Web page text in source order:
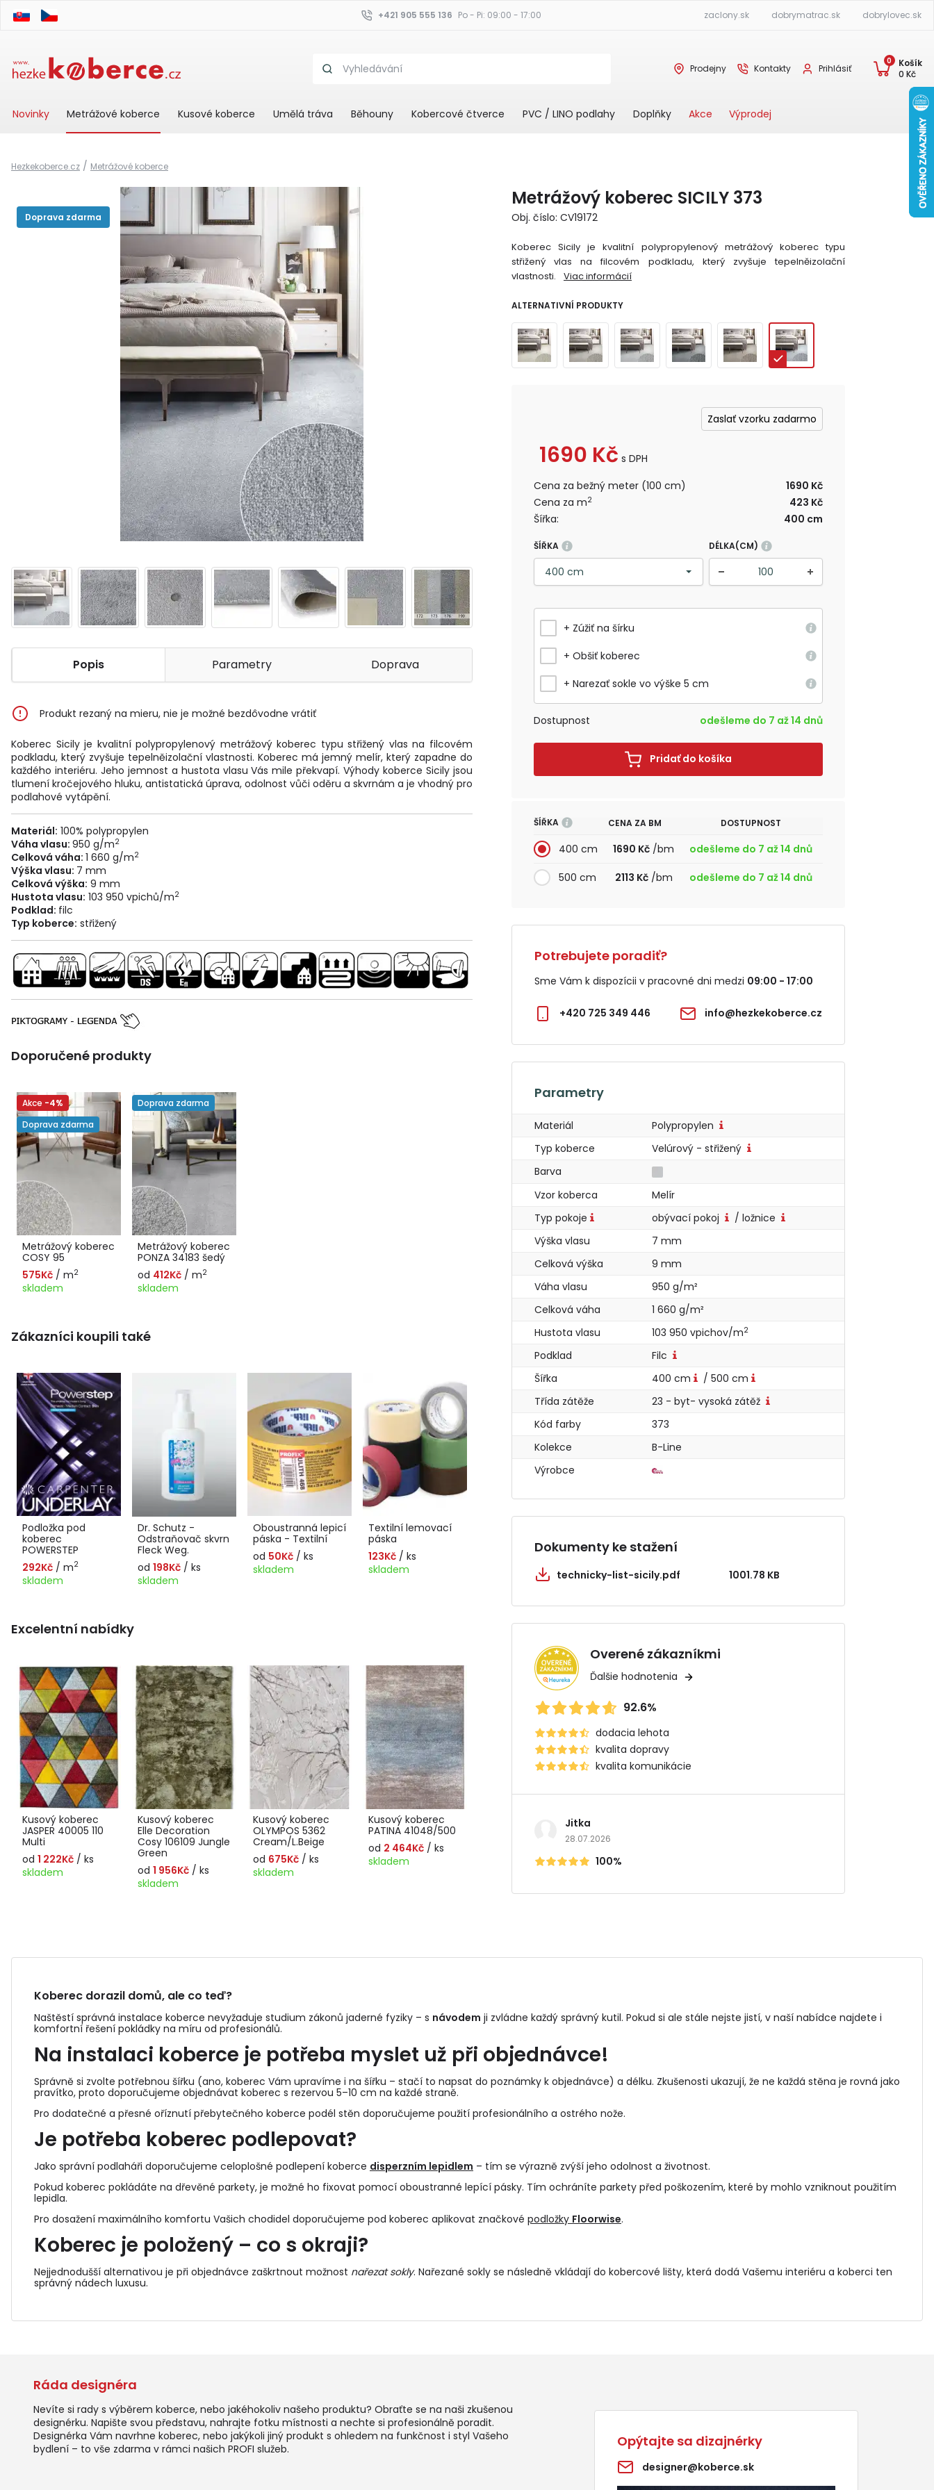
+421 905 555 136 Po - Pi: 09:00 - 17:00 zaclony.sk dobrymatrac.sk dobrylovec.sk
Prodejny Kontakty Prihlásiť
0
Košík
0 Kč
Novinky Metrážové koberce Kusové koberce Umělá tráva Běhouny Kobercové čtverce PVC / LINO podlahy Doplňky Akce Výprodej
Hezkekoberce.cz / Metrážové koberce
Doprava zdarma
Popis Parametry Doprava
Produkt rezaný na mieru, nie je možné bezdôvodne vrátiť
Koberec Sicily je kvalitní polypropylenový metrážový koberec typu střižený vlas na filcovém
podkladu, který zvyšuje tepelněizolační vlastnosti. Koberec má jemný melír, který zapadne do
každého interiéru. Jeho jemnost a hustota vlasu Vás mile překvapí. Výhody koberce Sicily jsou
tlumení kročejového hluku, antistatická úprava, odolnost vůči oděru a skvrnám a je vhodný pro
podlahové vytápění.
Materiál: 100% polypropylen
Váha vlasu: 950 g/m2
Celková váha: 1 660 g/m2
Výška vlasu: 7 mm
Celková výška: 9 mm
Hustota vlasu: 103 950 vpichů/m2
Podklad: filc
Typ koberce: střižený
Doporučené produkty
Metrážový koberec
COSY 95
575Kč / m2
skladem
Akce -4%
Doprava zdarma
Metrážový koberec
PONZA 34183 šedý
od 412Kč / m2
skladem
Doprava zdarma
Zákazníci koupili také
Podložka pod
koberec
POWERSTEP
292Kč / m2
skladem
Dr. Schutz -
Odstraňovač skvrn
Fleck Weg.
od 198Kč / ks
skladem
Oboustranná lepicí
páska - Textilní
od 50Kč / ks
skladem
Textilní lemovací
páska
123Kč / ks
skladem
Excelentní nabídky
Kusový koberec
JASPER 40005 110
Multi
od 1 222Kč / ks
skladem
Kusový koberec
Elle Decoration
Cosy 106109 Jungle
Green
od 1 956Kč / ks
skladem
Kusový koberec
OLYMPOS 5362
Cream/L.Beige
od 675Kč / ks
skladem
Kusový koberec
PATINA 41048/500
od 2 464Kč / ks
skladem
Metrážový koberec SICILY 373
Obj. číslo: CV19172
Koberec Sicily je kvalitní polypropylenový metrážový koberec typu
střižený vlas na filcovém podkladu, který zvyšuje tepelněizolační
vlastnosti.
Viac informácií
ALTERNATIVNÍ PRODUKTY
Zaslať vzorku zadarmo
1690 Kč s DPH
Cena za bežný meter (100 cm)
1690 Kč
Cena za m2
423 Kč
Šířka:
400 cm
ŠÍŘKA DÉLKA(CM)
+ Zúžiť na šírku
+ Obšiť koberec
+ Narezať sokle vo výške 5 cm
Dostupnost odešleme do 7 až 14 dnů
Pridať do košíka
ŠÍŘKA CENA ZA BM DOSTUPNOST
400 cm 1690 Kč /bm odešleme do 7 až 14 dnů
500 cm 2113 Kč/bm odešleme do 7 až 14 dnů
Potrebujete poradiť?
Sme Vám k dispozícii v pracovné dni medzi 09:00 - 17:00
+420 725 349 446 info@hezkekoberce.cz
Parametry
Materiál
Polypropylen
Typ koberce
Velúrový - střižený
Barva
Vzor koberca
Melír
Typ pokoje
obývací pokoj
/ ložnice
Výška vlasu
7 mm
Celková výška
9 mm
Váha vlasu
950 g/m²
Celková váha
1 660 g/m²
Hustota vlasu
103 950 vpichov/m2
Podklad
Filc
Šířka
400 cm
/ 500 cm
Třída zátěže
23 - byt- vysoká zátěž
Kód farby
373
Kolekce
B-Line
Výrobce
Dokumenty ke stažení
technicky-list-sicily.pdf 1001.78 KB
Overené zákazníkmi
Ďalšie hodnotenia
92.6%
dodacia lehota
kvalita dopravy
kvalita komunikácie
Jitka
28.07.2026
100%
Koberec dorazil domů, ale co teď?
Naštěstí správná instalace koberce nevyžaduje studium zákonů jaderné fyziky – s návodem ji zvládne každý správný kutil. Pokud si ale stále nejste jistí, v naší nabídce najdete i
komfortní řešení pokládky na míru od profesionálů.
Na instalaci koberce je potřeba myslet už při objednávce!
Správně si zvolte potřebnou šířku (ano, koberec Vám upravíme i na šířku – stačí to napsat do poznámky k objednávce) a délku. Zkušenosti ukazují, že ne každá stěna je rovná jako
pravítko, proto doporučujeme objednávat koberec s rezervou 5–10 cm na každé straně.
Pro dodatečné a přesné oříznutí přebytečného koberce podél stěn doporučujeme použití profesionálního a ostrého nože.
Je potřeba koberec podlepovat?
Jako správní podlaháři doporučujeme celoplošné podlepení koberce disperzním lepidlem – tím se výrazně zvýší jeho odolnost a životnost.
Pokud koberec pokládáte na dřevěné parkety, je možné ho fixovat pomocí oboustranné lepící pásky. Tím ochráníte parkety před poškozením, které by mohlo vzniknout použitím
lepidla.
Pro dosažení maximálního komfortu Vašich chodidel doporučujeme pod koberec aplikovat značkové podložky Floorwise.
Koberec je položený – co s okraji?
Nejjednodušší alternativou je při objednávce zaškrtnout možnost nařezat sokly. Nařezané sokly se následně vkládají do kobercové lišty, která dodá Vašemu interiéru a koberci ten
správný nádech luxusu.
Ráda designéra
Nevíte si rady s výběrem koberce, nebo jakéhokoliv našeho produktu? Obraťte se na naši zkušenou
designérku. Napište svou představu, nahrajte fotku místnosti a nechte si profesionálně poradit.
Designérka Vám navrhne koberec, nebo jakýkoli jiný produkt s ohledem na funkčnost i styl Vašeho
bydlení – to vše zdarma v rámci našich PROFI služeb.
Opýtajte sa dizajnérky
designer@koberce.sk